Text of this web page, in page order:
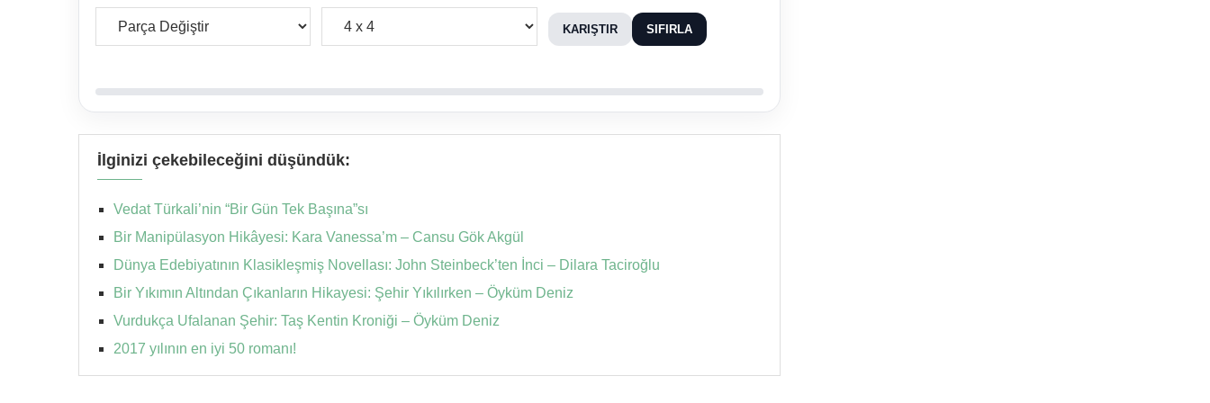
KARIŞTIR SIFIRLA
İlginizi çekebileceğini düşündük:
Vedat Türkali’nin “Bir Gün Tek Başına”sı
Bir Manipülasyon Hikâyesi: Kara Vanessa’m – Cansu Gök Akgül
Dünya Edebiyatının Klasikleşmiş Novellası: John Steinbeck’ten İnci – Dilara Taciroğlu
Bir Yıkımın Altından Çıkanların Hikayesi: Şehir Yıkılırken – Öyküm Deniz
Vurdukça Ufalanan Şehir: Taş Kentin Kroniği – Öyküm Deniz
2017 yılının en iyi 50 romanı!